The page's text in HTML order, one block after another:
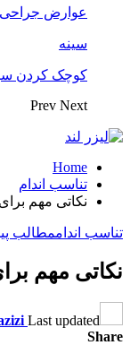
عوارض جراحی
سینه
کوچک کردن
Prev Next
Home
تناسب اندام
نکاتی مهم
تناسب انداممطالب
نکاتی مهم
Last updated
Share